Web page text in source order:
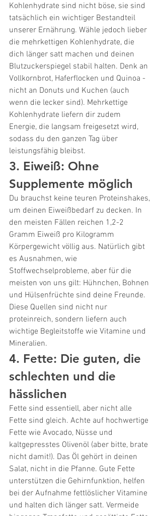
Kohlenhydrate sind nicht böse, sie sind
tatsächlich ein wichtiger Bestandteil
unserer Ernährung. Wähle jedoch lieber
die mehrkettigen Kohlenhydrate, die
dich länger satt machen und deinen
Blutzuckerspiegel stabil halten. Denk an
Vollkornbrot, Haferflocken und Quinoa -
nicht an Donuts und Kuchen (auch
wenn die lecker sind). Mehrkettige
Kohlenhydrate liefern dir zudem
Energie, die langsam freigesetzt wird,
sodass du den ganzen Tag über
leistungsfähig bleibst.
3. Eiweiß: Ohne
Supplemente möglich
Du brauchst keine teuren Proteinshakes,
um deinen Eiweißbedarf zu decken. In
den meisten Fällen reichen 1,2-2
Gramm Eiweiß pro Kilogramm
Körpergewicht völlig aus. Natürlich gibt
es Ausnahmen, wie
Stoffwechselprobleme, aber für die
meisten von uns gilt: Hühnchen, Bohnen
und Hülsenfrüchte sind deine Freunde.
Diese Quellen sind nicht nur
proteinreich, sondern liefern auch
wichtige Begleitstoffe wie Vitamine und
Mineralien.
4. Fette: Die guten, die
schlechten und die
hässlichen
Fette sind essentiell, aber nicht alle
Fette sind gleich. Achte auf hochwertige
Fette wie Avocado, Nüsse und
kaltgepresstes Olivenöl (aber bitte, brate
nicht damit!). Das Öl gehört in deinen
Salat, nicht in die Pfanne. Gute Fette
unterstützen die Gehirnfunktion, helfen
bei der Aufnahme fettlöslicher Vitamine
und halten dich länger satt. Vermeide